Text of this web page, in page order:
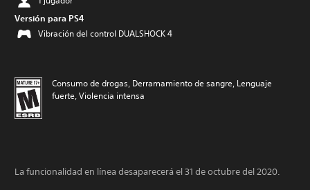
Versión para PS4
Vibración del control DUALSHOCK 4
Consumo de drogas, Derramamiento de sangre, Lenguaje
fuerte, Violencia intensa
La funcionalidad en línea desaparecerá el 31 de octubre del 2020.